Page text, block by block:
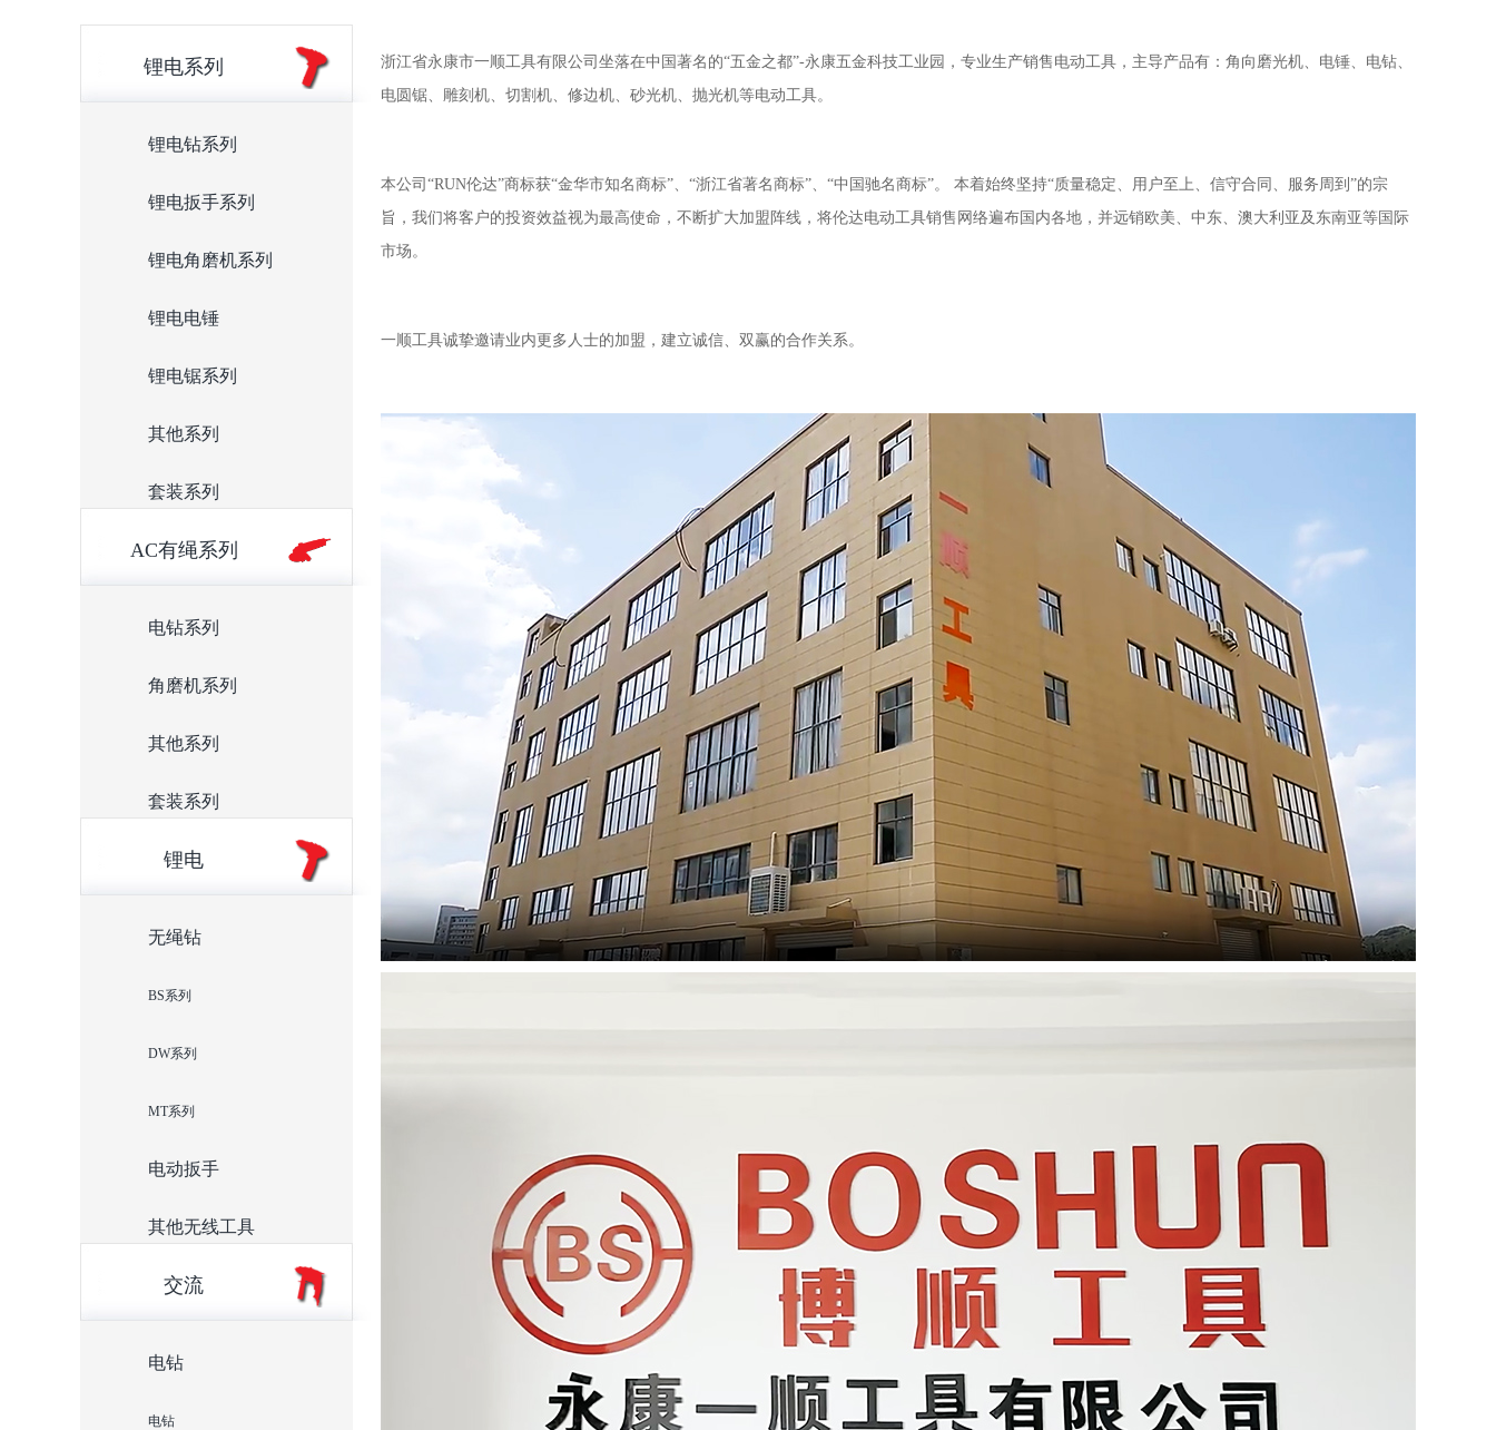
锂电系列
锂电钻系列
锂电扳手系列
锂电角磨机系列
锂电电锤
锂电锯系列
其他系列
套装系列
AC有绳系列
电钻系列
角磨机系列
其他系列
套装系列
锂电
无绳钻
BS系列
DW系列
MT系列
电动扳手
其他无线工具
交流
电钻
电钻
浙江省永康市一顺工具有限公司坐落在中国著名的“五金之都”-永康五金科技工业园，专业生产销售电动工具，主导产品有：角向磨光机、电锤、电钻、
电圆锯、雕刻机、切割机、修边机、砂光机、抛光机等电动工具。
本公司“RUN伦达”商标获“金华市知名商标”、“浙江省著名商标”、“中国驰名商标”。 本着始终坚持“质量稳定、用户至上、信守合同、服务周到”的宗
旨，我们将客户的投资效益视为最高使命，不断扩大加盟阵线，将伦达电动工具销售网络遍布国内各地，并远销欧美、中东、澳大利亚及东南亚等国际
市场。
一顺工具诚挚邀请业内更多人士的加盟，建立诚信、双赢的合作关系。